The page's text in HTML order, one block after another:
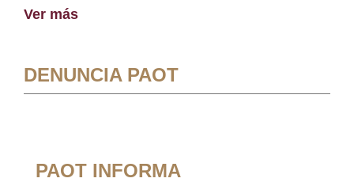
Ver más
DENUNCIA PAOT
PAOT INFORMA